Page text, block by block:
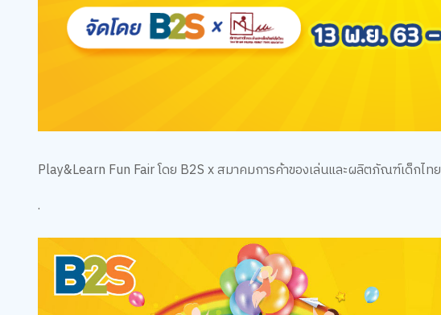
Play&Learn Fun Fair โดย B2S x สมาคมการค้าของเล่นและผลิตภัณฑ์เด็กไทย
.